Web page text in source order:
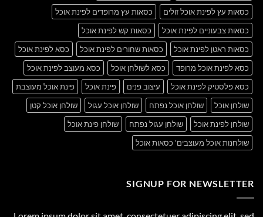
כסאות עץ לפינת אוכל זולים
כסאות עץ מרופדים לפינת אוכל
כסאות צבעוניים לפינת אוכל
כסאות קש לפינת אוכל
כסאות ראטן לפינת אוכל
כסאות שחורים לפינת אוכל
כסא לפינת אוכל
כסא לפינת אוכל מרופד
כסא לשולחן אוכל
כסא מעוצב לפינת אוכל
כסא פלסטיק לפינת אוכל
עיצוב פנים פינת אוכל
פינת אוכל מעוצבת
שולחן אוכל
שולחן אוכל נפתח שולחן אוכל עגול
שולחן אוכל קטן
שולחן לפינת אוכל
שולחן עגול נפתח
שולחן פינת אוכל
שולחנות אוכל מעוצבים' כסאות אוכל
SIGNUP FOR NEWSLETTER